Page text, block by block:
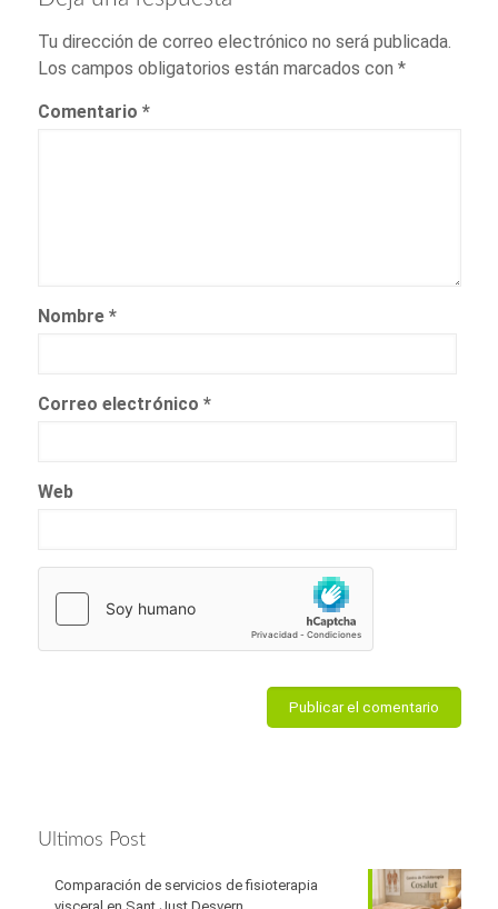
Tu dirección de correo electrónico no será publicada.
Los campos obligatorios están marcados con *
Comentario *
Nombre *
Correo electrónico *
Web
Ultimos Post
Comparación de servicios de fisioterapia